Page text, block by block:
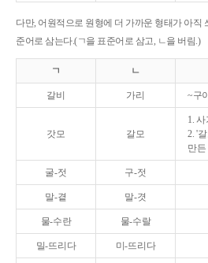
다만, 어원적으로 원형에 더 가까운 형태가 아직
준어로 삼는다.(ㄱ을 표준어로 삼고, ㄴ을 버림.)
ㄱ ㄴ
갈비 가리 ~구
갓모 갈모
1.
2. '
만든
굴-젓 구-젓
말-곁 말-겻
물-수란 물-수랄
밀-뜨리다 미-뜨리다